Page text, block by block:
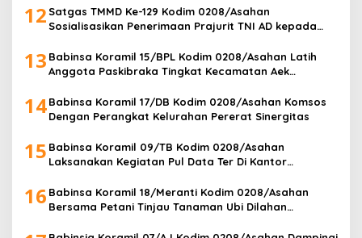
0208/Asahan
12 Satgas TMMD Ke-129 Kodim 0208/Asahan
Sosialisasikan Penerimaan Prajurit TNI AD kepada
13 Babinsa Koramil 15/BPL Kodim 0208/Asahan Latih
Anggota Paskibraka Tingkat Kecamatan Aek
14Babinsa Koramil 17/DB Kodim 0208/Asahan Komsos
Dengan Perangkat Kelurahan Pererat Sinergitas
15 Babinsa Koramil 09/TB Kodim 0208/Asahan
Laksanakan Kegiatan Pul Data Ter Di Kantor
16 Babinsa Koramil 18/Meranti Kodim 0208/Asahan
Bersama Petani Tinjau Tanaman Ubi Dilahan